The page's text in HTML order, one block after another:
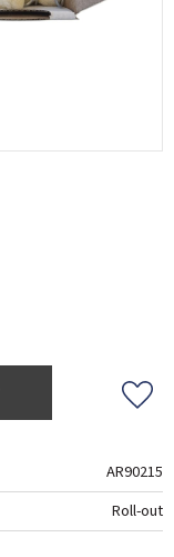
AR90215
Roll-out